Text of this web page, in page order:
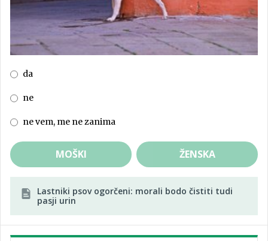
da
ne
ne vem, me ne zanima
MOŠKI ŽENSKA
Lastniki psov ogorčeni: morali bodo čistiti tudi
pasji urin